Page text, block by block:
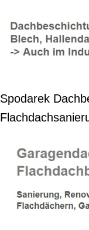
Spodarek